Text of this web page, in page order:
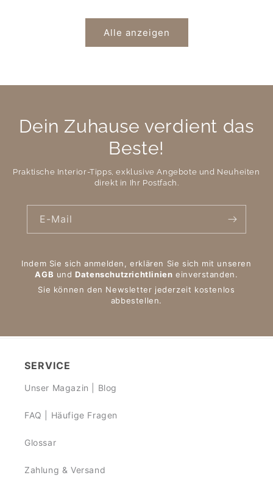
Alle anzeigen
Dein Zuhause verdient das
Beste!
Praktische Interior-Tipps, exklusive Angebote und Neuheiten
direkt in Ihr Postfach.
E-Mail
Indem Sie sich anmelden, erklären Sie sich mit unseren
AGB undDatenschutzrichtlinien einverstanden.
Sie können den Newsletter jederzeit kostenlos
abbestellen.
SERVICE
Unser Magazin | Blog
FAQ | Häufige Fragen
Glossar
Zahlung & Versand